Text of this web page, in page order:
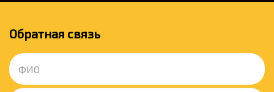
Обратная связь